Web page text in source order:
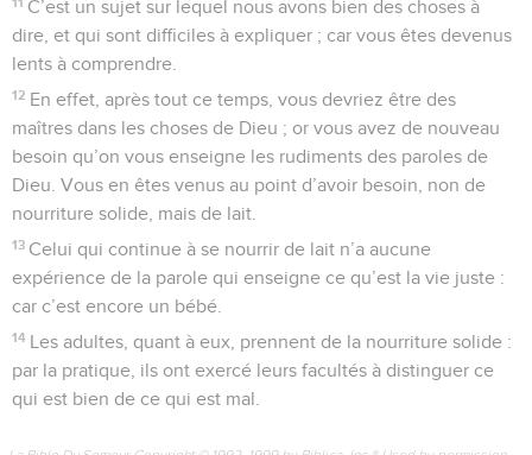
C’est un sujet sur lequel nous avons bien des choses à
dire, et qui sont difficiles à expliquer ; car vous êtes devenus
lents à comprendre.
12 En effet, après tout ce temps, vous devriez être des
maîtres dans les choses de Dieu ; or vous avez de nouveau
besoin qu’on vous enseigne les rudiments des paroles de
Dieu. Vous en êtes venus au point d’avoir besoin, non de
nourriture solide, mais de lait.
13 Celui qui continue à se nourrir de lait n’a aucune
expérience de la parole qui enseigne ce qu’est la vie juste :
car c’est encore un bébé.
14 Les adultes, quant à eux, prennent de la nourriture solide :
par la pratique, ils ont exercé leurs facultés à distinguer ce
qui est bien de ce qui est mal.